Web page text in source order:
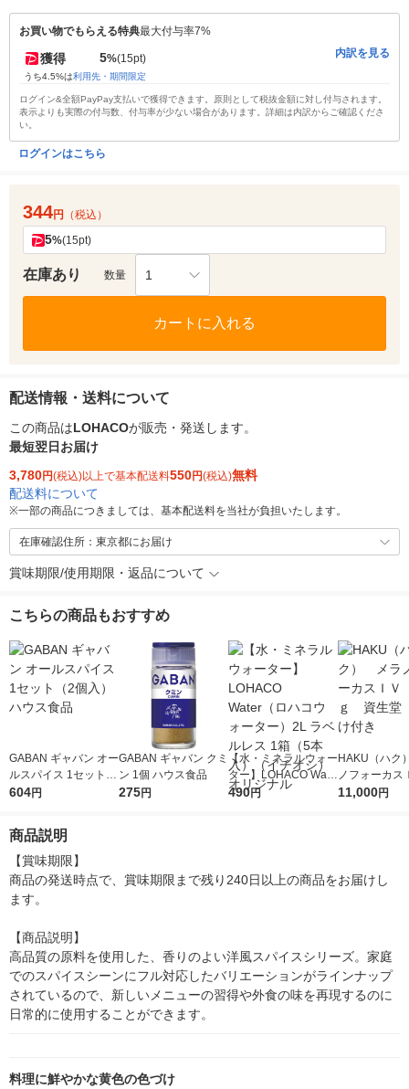
お買い物でもらえる特典最大付与率7%
獲得 5%(15pt)
うち4.5%は利用先・期間限定
内訳を見る
ログイン&全額PayPay支払いで獲得できます。原則として税抜金額に対し付与されます。
表示よりも実際の付与数、付与率が少ない場合があります。詳細は内訳からご確認くださ
い。
ログインはこちら
344円 （税込）
5%(15pt)
在庫あり 数量 1
カートに入れる
配送情報・送料について
この商品はLOHACOが販売・発送します。
最短翌日お届け
3,780円(税込)以上で基本配送料550円(税込)無料
配送料について
※一部の商品につきましては、基本配送料を当社が負担いたします。
在庫確認住所：東京都にお届け
賞味期限/使用期限・返品について
こちらの商品もおすすめ
GABAN ギャバン オー
ルスパイス 1セット
（2個入） ハウス食品
604円
GABAN ギャバン クミ
ン 1個 ハウス食品
275円
【水・ミネラルウォー
ター】LOHACO Wate
r（ロハコウォータ
490円
HAKU（ハ
ノフォーカ
5ｇ 資生堂
11,000円
商品説明
【賞味期限】
商品の発送時点で、賞味期限まで残り240日以上の商品をお届けし
ます。
【商品説明】
高品質の原料を使用した、香りのよい洋風スパイスシリーズ。家庭
でのスパイスシーンにフル対応したバリエーションがラインナップ
されているので、新しいメニューの習得や外食の味を再現するのに
日常的に使用することができます。
料理に鮮やかな黄色の色づけ